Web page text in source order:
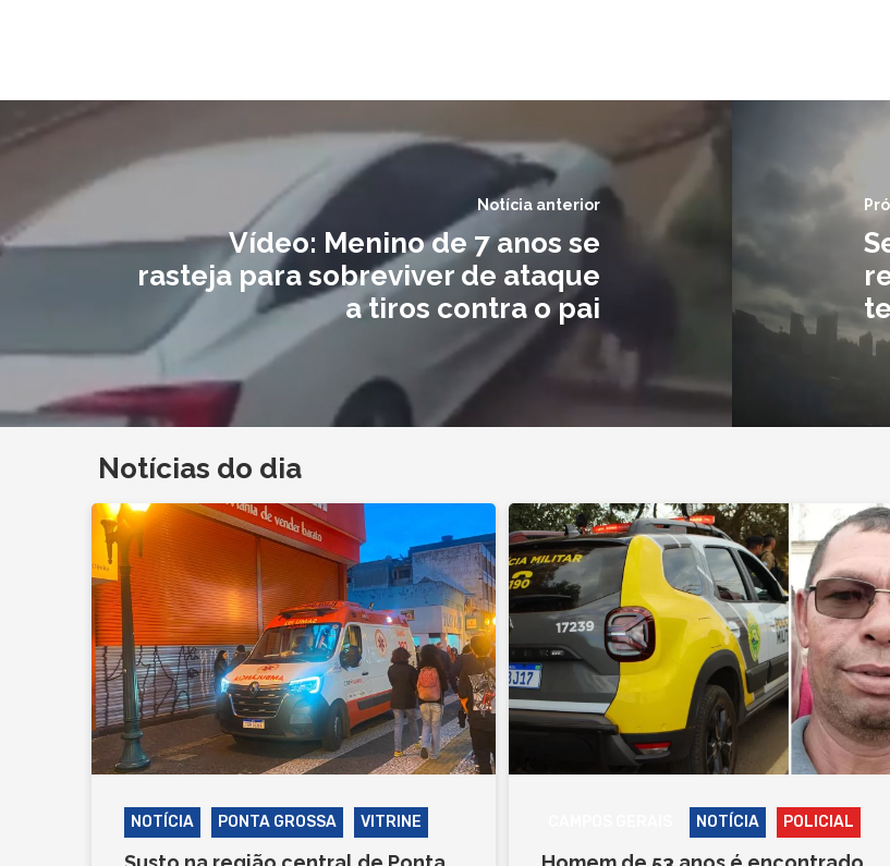
Notícia anterior
Vídeo: Menino de 7 anos se
rasteja para sobreviver de ataque
a tiros contra o pai
Notícias do dia
NOTÍCIA PONTA GROSSA VITRINE NOTÍCIA POLICIAL